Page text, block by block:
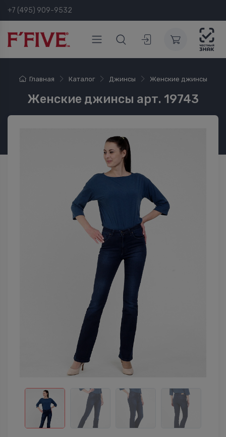
+7 (495) 909-9532
Главная Каталог Джинсы Женские джинсы
Женские джинсы арт. 19743